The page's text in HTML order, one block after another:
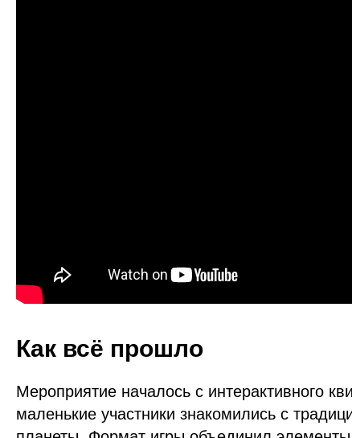
Как всё прошло
Мероприятие началось с интерактивного
маленькие участники знакомились с